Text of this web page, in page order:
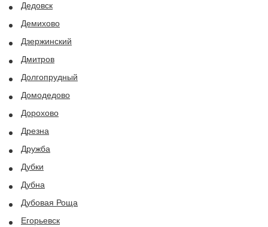
Дедовск
Демихово
Дзержинский
Дмитров
Долгопрудный
Домодедово
Дорохово
Дрезна
Дружба
Дубки
Дубна
Дубовая Роща
Егорьевск